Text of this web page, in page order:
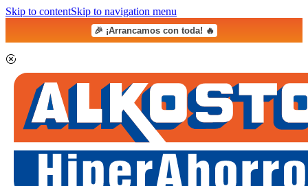
Skip to contentSkip to navigation menu
🎉 ¡Arrancamos con toda! 🔥